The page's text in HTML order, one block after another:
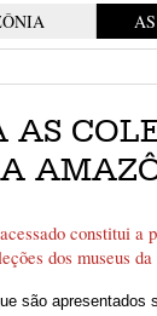
AS
constitui a
dos museus
são apresentados